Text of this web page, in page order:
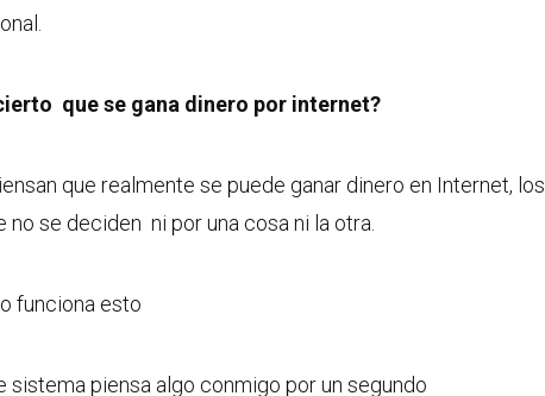
que se gana dinero por internet?
que realmente se puede ganar dinero en Internet, los
se deciden ni por una cosa ni la otra.
funciona esto
piensa algo conmigo por un segundo